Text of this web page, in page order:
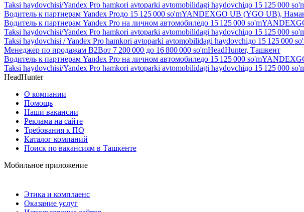
Taksi haydovchisi/Yandex Pro hamkori avtoparki avtomobilidagi haydovchiдо 15 125 000
Водитель к партнерам Yandex Proдо 15 125 000 so'mYANDEXGO UB (YGO UB),
Водитель к партнерам Yandex Pro на личном автомобиледо 15 125 000 so'm
Taksi haydovchisi/Yandex Pro hamkori avtoparki avtomobilidagi haydovchiдо 15 125 000
Taksi haydovchisi / Yandex Pro hamkori avtoparki avtomobilidagi haydovchiдо 15 125 000
Менеджер по продажам B2Bот 7 200 000 до 16 800 000 so'mHeadHunter, Ташкент
Водитель к партнерам Yandex Pro на личном автомобиледо 15 125 000 so'm
Taksi haydovchisi/Yandex Pro hamkori avtoparki avtomobilidagi haydovchiдо 15 125 000
HeadHunter
О компании
Помощь
Наши вакансии
Реклама на сайте
Требования к ПО
Каталог компаний
Поиск по вакансиям в Ташкенте
Мобильное приложение
Этика и комплаенс
Оказание услуг